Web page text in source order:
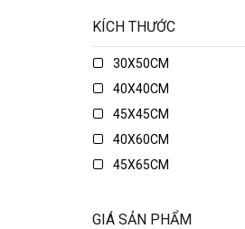
KÍCH THƯỚC
30X50CM
40X40CM
45X45CM
40X60CM
45X65CM
48X74CM
GIÁ SẢN PHẨM